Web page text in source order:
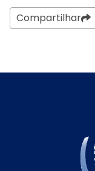
Compartilhar